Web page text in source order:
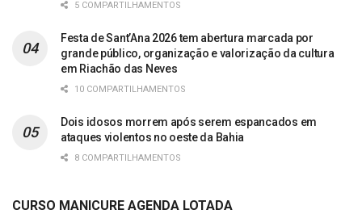
5 COMPARTILHAMENTOS
Festa de Sant’Ana 2026 tem abertura marcada por
grande público, organização e valorização da cultura
em Riachão das Neves
10 COMPARTILHAMENTOS
Dois idosos morrem após serem espancados em
ataques violentos no oeste da Bahia
8 COMPARTILHAMENTOS
CURSO MANICURE AGENDA LOTADA